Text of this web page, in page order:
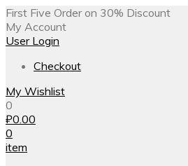
First Five Order on 30% Discount
My Account
User Login
Checkout
My Wishlist
0
₽0.00
0
item